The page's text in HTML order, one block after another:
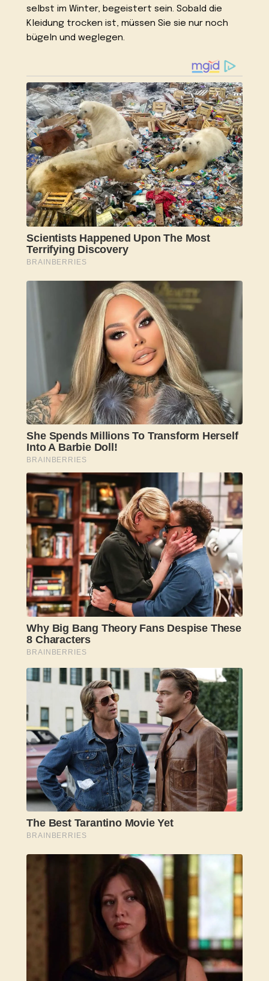
selbst im Winter, begeistert sein. Sobald die
Kleidung trocken ist, müssen Sie sie nur noch
bügeln und weglegen.